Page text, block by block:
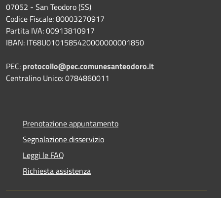
07052 - San Teodoro (SS)
Codice Fiscale: 80003270917
Partita IVA: 00913810917
IBAN: IT68U0101585420000000001850
PEC: protocollo@pec.comunesanteodoro.it
Centralino Unico: 0784860011
Prenotazione appuntamento
Segnalazione disservizio
Leggi le FAQ
Richiesta assistenza